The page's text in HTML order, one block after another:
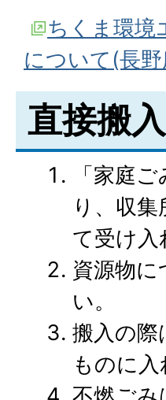
ちくま環境
について(長
直接搬
「家庭
り、収
て受け入
資源物
い。
搬入の際
ものに入